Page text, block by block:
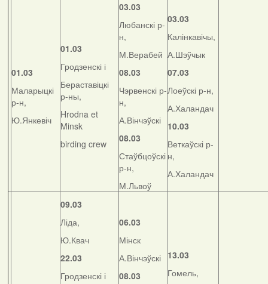
01.03
Маларыцкі
р-н,
Ю.Янкевіч
01.03
Гродзенскі і
Бераставіцкі
р-ны,
Hrodna et
Minsk
birding crew
03.03
Любанскі р-
н,
М.Верабей
08.03
Чэрвенскі р-
н,
А.Вінчэўскі
08.03
Стаўбцоўскі
р-н,
М.Львоў
03.03
Калінкавічы,
А.Шэўчык
07.03
Лоеўскі р-н,
А.Халандач
10.03
Веткаўскі р-
н,
А.Халандач
09.03
Ліда,
Ю.Квач
22.03
Гродзенскі і
06.03
Мінск
А.Вінчэўскі
08.03
13.03
Гомель,